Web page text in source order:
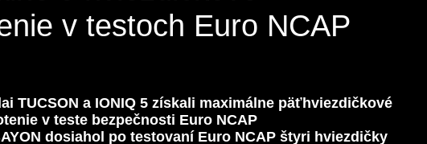
v testoch Euro NCAP
TUCSON a IONIQ 5 získali maximálne päťhviezdičkové
v teste bezpečnosti Euro NCAP
dosiahol po testovaní Euro NCAP štyri hviezdičky